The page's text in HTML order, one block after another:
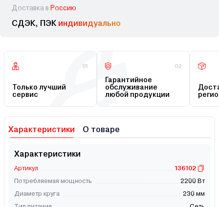
Доставка в Россию
СДЭК, ПЭК индивидуально
01
Только лучший
сервис
02
Гарантийное
обслуживание
любой продукции
Характеристики О товаре
Характеристики
Артикул
136102
Потребляемая мощность
2200 Вт
Диаметр круга
230 мм